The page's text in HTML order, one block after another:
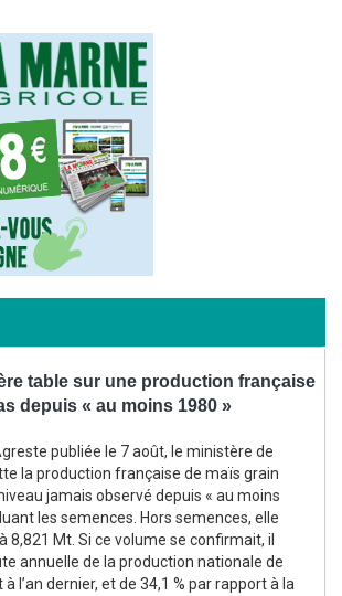
table sur une production française
depuis « au moins 1980 »
publiée le 7 août, le ministère de
la production française de maïs grain
jamais observé depuis « au moins
les semences. Hors semences, elle
Mt. Si ce volume se confirmait, il
annuelle de la production nationale de
l’an dernier, et de 34,1 % par rapport à la